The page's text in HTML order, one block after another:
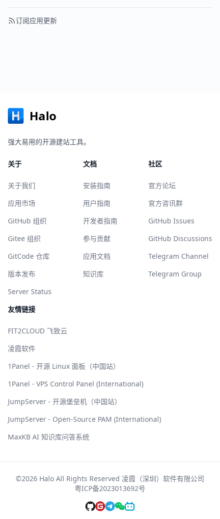
订阅应用更新
Halo
强大易用的开源建站工具。
关于
关于我们
应用市场
GitHub 组织
Gitee 组织
GitCode 仓库
版本发布
Server Status
文档
安装指南
用户指南
开发者指南
参与贡献
应用文档
知识库
社区
官方论坛
官方咨讯群
GitHub Issues
GitHub Discussions
Telegram Channel
Telegram Group
友情链接
FIT2CLOUD 飞致云
凌霞软件
1Panel - 开源 Linux 面板（中国站）
1Panel - VPS Control Panel (International)
JumpServer - 开源堡垒机（中国站）
JumpServer - Open-Source PAM (International)
MaxKB AI 知识库问答系统
©2026 Halo All Rights Reserved 凌霞（深圳）软件有限公司
粤ICP备2023013692号